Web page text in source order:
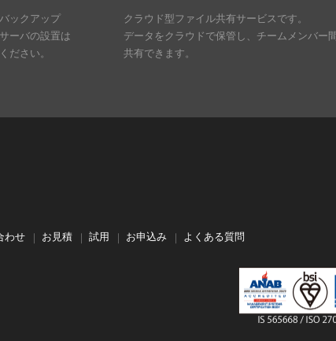
ックアップ
ーバの設置は
ださい。
クラウド型ファイル共有サービスです。
データをクラウドで保管し、チームメンバー
共有できます。
わせ お見積 試用 お申込み よくある質問